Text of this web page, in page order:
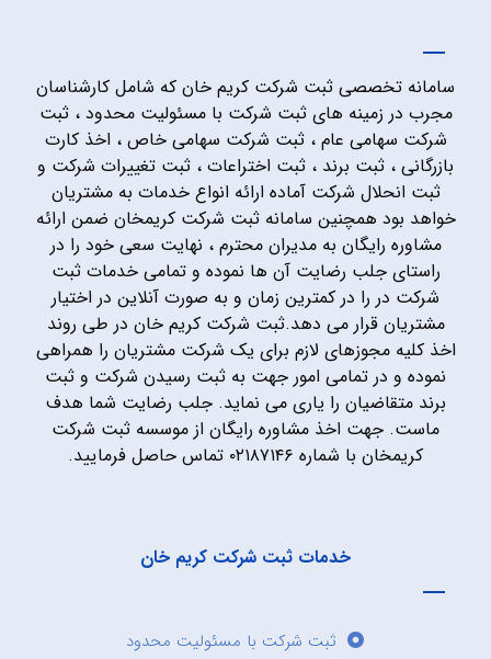
سامانه تخصصی ثبت شرکت کریم خان که شامل کارشناسان
مجرب در زمینه های ثبت شرکت با مسئولیت محدود ، ثبت
شرکت سهامی عام ، ثبت شرکت سهامی خاص ، اخذ کارت
بازرگانی ، ثبت برند ، ثبت اختراعات ، ثبت تغییرات شرکت و
ثبت انحلال شرکت آماده ارائه انواع خدمات به مشتریان
خواهد بود همچنین سامانه ثبت شرکت کریمخان ضمن ارائه
مشاوره رایگان به مدیران محترم ، نهایت سعی خود را در
راستای جلب رضایت آن ها نموده و تمامی خدمات ثبت
شرکت در را در کمترین زمان و به صورت آنلاین در اختیار
مشتریان قرار می دهد.ثبت شرکت کریم خان در طی روند
اخذ کلیه مجوزهای لازم برای یک شرکت مشتریان را همراهی
نموده و در تمامی امور جهت به ثبت رسیدن شرکت و ثبت
برند متقاضیان را یاری می نماید. جلب رضایت شما هدف
ماست. جهت اخذ مشاوره رایگان از موسسه ثبت شرکت
کریمخان با شماره ۰۲۱۸۷۱۴۶ تماس حاصل فرمایید.
خدمات ثبت شرکت کریم خان
ثبت شرکت با مسئولیت محدود